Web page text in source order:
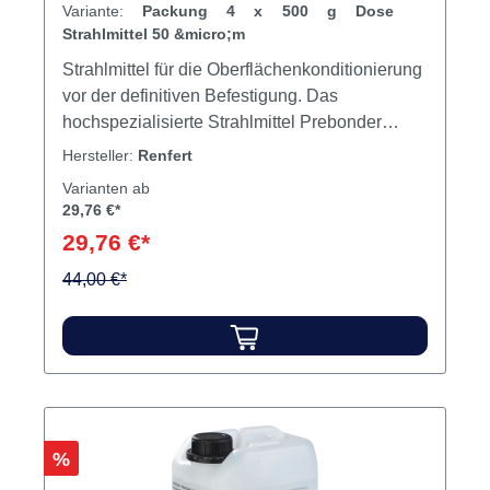
Variante: Packung 4 x 500 g Dose
Strahlmittel 50 &micro;m
Strahlmittel für die Oberflächenkonditionierung
vor der definitiven Befestigung. Das
hochspezialisierte Strahlmittel Prebonder
surface pro wurde für die definitive Befestigung
Oberflächenkonditionierung durch gezieltes
Zirkonoxid, Metalllegierungen,
Hybridmaterialien und modernen Polymeren.
definierter Korngrößenverteilung, Partikelform,
Härte und Reinheitsgrad erzeugt im
durch abgestimmte Parameter die ideale
mikromechanische Retention für den
dauerhaften Haftverbund. Vorteile
Hersteller: Renfert
Varianten ab
29,76 €*
29,76 €*
44,00 €*
Rabatt
%